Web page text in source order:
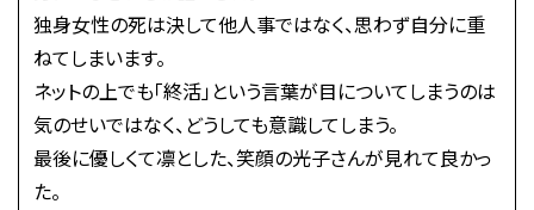
独身女性の死は決して他人事ではなく、思わず自分に重
ねてしまいます。
ネットの上でも「終活」という言葉が目についてしまうのは
気のせいではなく、どうしても意識してしまう。
最後に優しくて凛とした、笑顔の光子さんが見れて良かっ
た。